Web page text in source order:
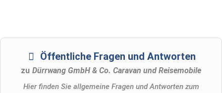
Öffentliche Fragen und Antworten
zu Dürrwang GmbH & Co. Caravan und Reisemobile
Hier finden Sie allgemeine Fragen und Antworten zum